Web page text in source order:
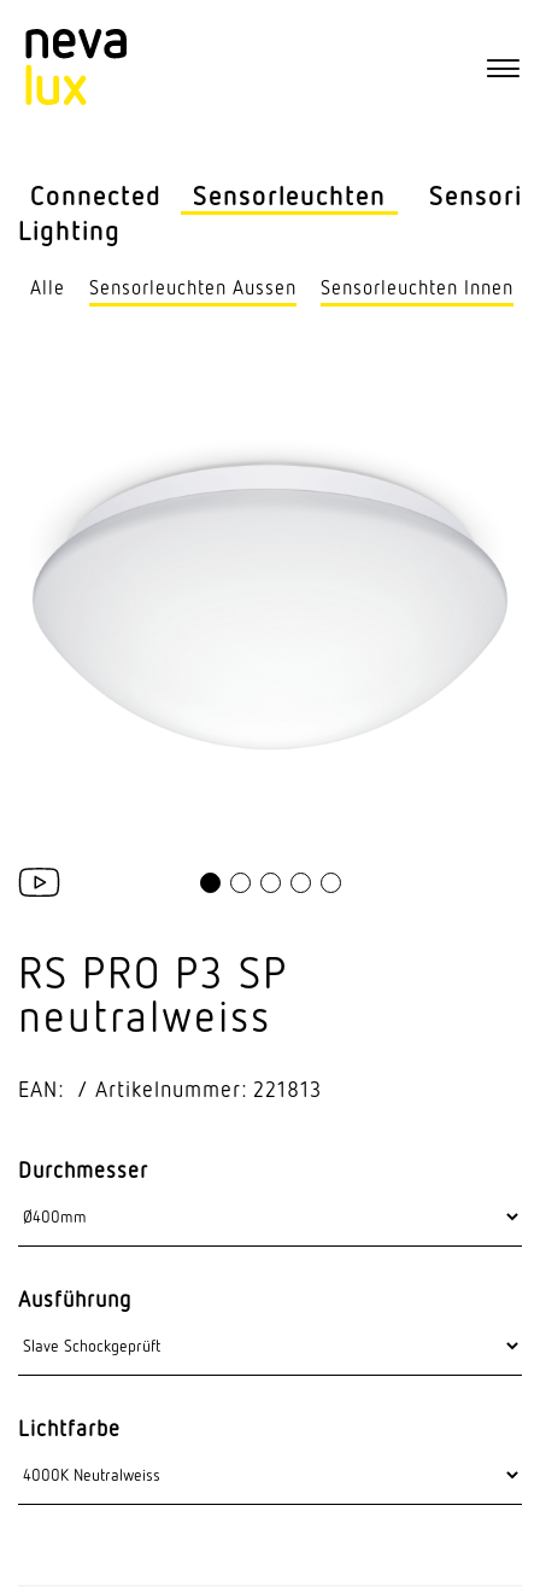
Connected
Lighting
Sensor­leuchten Sensorik
Alle Sensor­leuchten Aussen Sensor­leuchten Innen
RS PRO P3 SP
neutralweiss
EAN: Artikelnummer: 221813
Durchmesser
Ausführung
Lichtfarbe